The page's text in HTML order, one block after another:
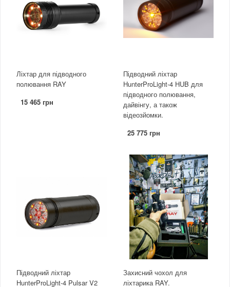
Ліхтар для підводного
полювання RAY
15 465 грн
Підводний ліхтар
HunterProLight-4 HUB для
підводного полювання,
дайвінгу, а також
відеозйомки.
25 775 грн
Підводний ліхтар
HunterProLight-4 Pulsar V2
Захисний чохол для
ліхтарика RAY.